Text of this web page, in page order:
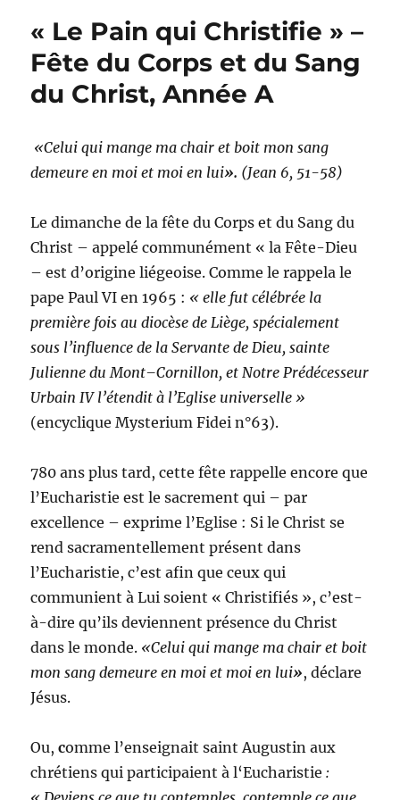
b
o
o
k
n
g
er
r
A
p
p
Li
n
k
g
er
raisonnable
des
consacré? –
Libre
« Le Pain qui Christifie » –
Fête du Corps et du Sang
du Christ, Année A
«Celui qui mange ma chair et boit mon sang
demeure en moi et moi en lui». (Jean 6, 51-58)
Le dimanche de la fête du Corps et du Sang du
Christ – appelé communément « la Fête-Dieu
– est d’origine liégeoise. Comme le rappela le
pape Paul VI en 1965 : «elle fut célébrée la
première fois au diocèse de Liège, spécialement
sous l’influence de la Servante de Dieu,sainte
Julienne du Mont–Cornillon, et Notre Prédécesseur
Urbain IV l’étendit à l’Eglise universelle »
(encyclique Mysterium Fidei n°63).
780 ans plus tard, cette fête rappelle encore que
l’Eucharistie est le sacrement qui – par
excellence – exprime l’Eglise : Si le Christ se
rend sacramentellement présent dans
l’Eucharistie, c’est afin que ceux qui
communient à Lui soient « Christifiés », c’est-
à-dire qu’ils deviennent présence du Christ
dans le monde. «Celui qui mange ma chair et boit
mon sang demeure en moi et moi en lui», déclare
Jésus.
Ou, comme l’enseignait saint Augustin aux
chrétiens qui participaient à l‘Eucharistie: